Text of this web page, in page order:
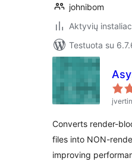
johnibom
Aktyvių
Testuota su
Converts render-
files into NON-
improving